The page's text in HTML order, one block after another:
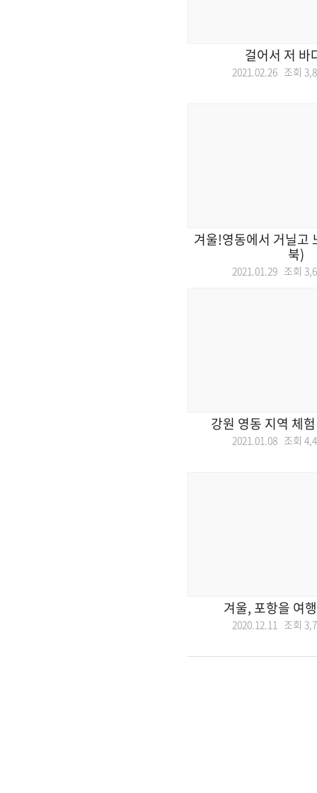
걸어서 저 바
2021.02.26 조회
겨울!영동에서 거닐고
북)
2021.01.29 조회
강원 영동 지역 체
2021.01.08 조회
겨울, 포항을 여
2020.12.11 조회